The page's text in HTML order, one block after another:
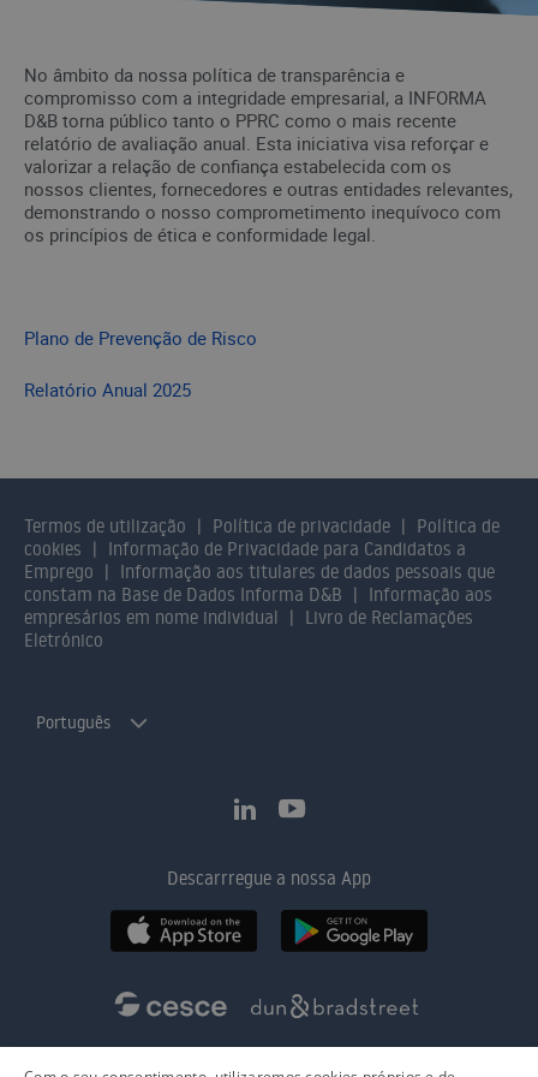
No âmbito da nossa política de transparência e
compromisso com a integridade empresarial, a INFORMA
D&B torna público tanto o PPRC como o mais recente
relatório de avaliação anual. Esta iniciativa visa reforçar e
valorizar a relação de confiança estabelecida com os
nossos clientes, fornecedores e outras entidades relevantes,
demonstrando o nosso comprometimento inequívoco com
os princípios de ética e conformidade legal.
Plano de Prevenção de Risco
Relatório Anual 2025
Termos de utilização Política de privacidade
Política de
cookies
Informação de Privacidade para Candidatos a
Emprego
Informação aos titulares de dados pessoais que
constam na Base de Dados Informa D&B
Informação aos
empresários em nome individual
Livro de Reclamações
Eletrónico
Português
Descarrregue a nossa App